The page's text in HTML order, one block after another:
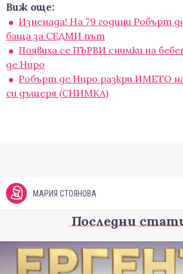
Виж още:
Изненада! На 79 години Робърт
баща за СЕДМИ път
Появиха се ПЪРВИ снимки на
де Ниро
Робърт де Ниро разкри ИМЕТО
си дъщеря (СНИМКА)
МАРИЯ СТОЯНОВА
Последни